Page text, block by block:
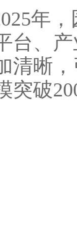
年
台、
清晰
突破